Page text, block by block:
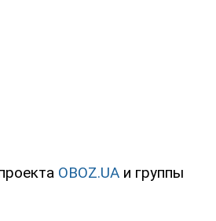
OBOZ.UA и группы